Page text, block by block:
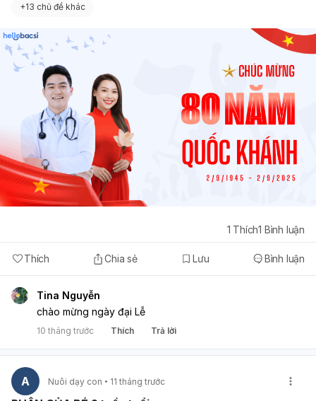
+13 chủ đề khác
Thích Chia sẻ Lưu Bình luận
1 Thích1 Bình luận
Tina Nguyễn
chào mừng ngày đại Lễ
10 tháng trước Thích Trả lời
A Nuôi dạy con 11 tháng trước